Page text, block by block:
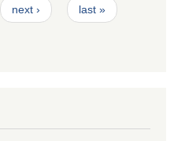
next › last »